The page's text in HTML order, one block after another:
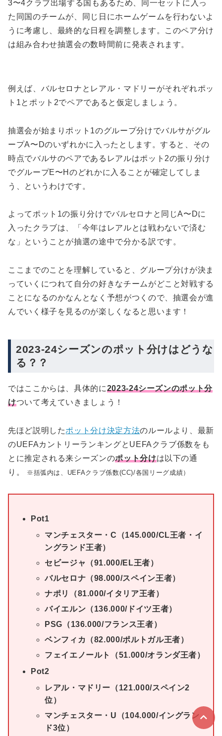
3〜4クラブ出場する国もあるため、同一セットに入っ
た同国のチームが、同じ日にホームゲームを行わないよ
うに考慮し、最終的な日程を調整します。このペア分け
は組み合わせ抽選会の数時間前に発表されます。
例えば、バルセロナとレアル・マドリーがそれぞれポッ
ト1とポット2でペアであると仮定しましょう。
抽選会が始まりポット1のグループ分けでバルサがグル
ープA〜Dのいずれかに入ったとします。すると、その
時点でバルサのペアであるレアルはポット2の振り分け
でグループE〜Hのどれかに入ることが確定してしま
う、というわけです。
よってポット1の振り分けでバルセロナと同じA〜Dに
入ったクラブは、「今年はレアルとは戦わないで済む
な」ということが抽選の途中で分かる訳です。
ここまでのことを理解していると、グループ分けが決ま
っていくにつれて自分の好きなチームがどこと対戦する
ことになるのかなんとなく予想がつくので、抽選会が進
んでいく様子を見るのが楽しくなると思います！
2023-24シーズンのポット分けはどうな
る？？
ではここからは、具体的に2023-24シーズンのポット分
けついて考えていきましょう！
先ほど説明したポット分け決定方法のルールより、最新
のUEFAカントリーランキングとUEFAクラブ係数をも
とに推定される来シーズンのポット分けは以下の通
り。
※括弧内は、UEFAクラブ係数(CC)/各国リーグ成績）
Pot1
マンチェスター・C（145.000/CL王者・イ
ングランド王者）
セビージャ（91.000/EL王者）
バルセロナ（98.000/スペイン王者）
ナポリ（81.000/イタリア王者）
バイエルン（136.000/ドイツ王者）
PSG（136.000/フランス王者）
ベンフィカ（82.000/ポルトガル王者）
フェイエノールト（51.000/オランダ王者）
Pot2
レアル・マドリー（121.000/スペイン2
位）
マンチェスター・U（104.000/イングラン
ド3位）